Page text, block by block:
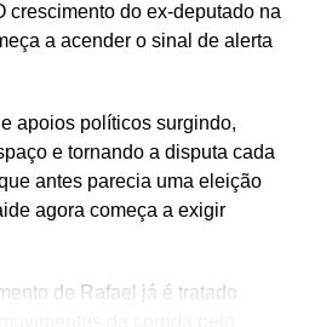
crescimento do ex-deputado na
a acender o sinal de alerta
apoios políticos surgindo,
e tornando a disputa cada
antes parecia uma eleição
agora começa a exigir
de Rafael já é tratado